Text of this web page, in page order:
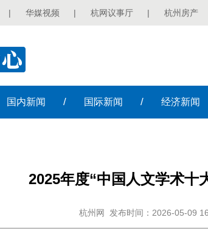
| 华媒视频 | 杭网议事厅 | 杭州房产
国内新闻 / 国际新闻 / 经济新闻
2025年度“中国人文学术十
杭州网 发布时间：2026-05-09